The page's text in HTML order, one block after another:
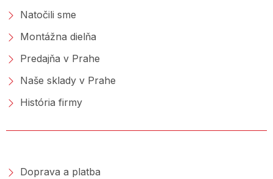
Natočili sme
Montážna dielňa
Predajňa v Prahe
Naše sklady v Prahe
História firmy
Doprava a platba